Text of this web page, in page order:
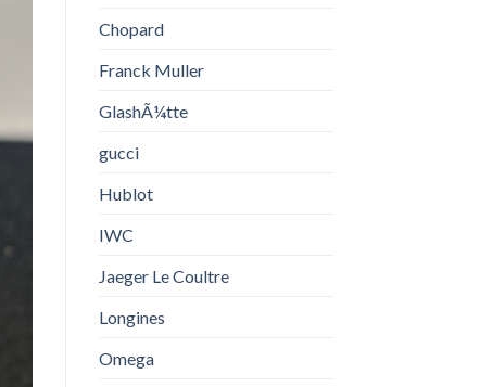
Chopard
Franck Muller
GlashÃ¼tte
gucci
Hublot
IWC
Jaeger Le Coultre
Longines
Omega